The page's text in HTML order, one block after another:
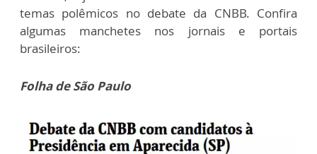
temas polêmicos no debate da CNBB. Confira
algumas manchetes nos jornais e portais
brasileiros:
Folha de São Paulo